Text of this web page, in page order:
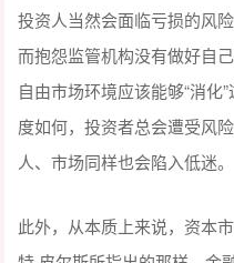
投资人当然会面临亏损的风
而抱怨监管机构没有做好自
自由市场环境应该能够“消化
度如何，投资者总会遭受风
人、市场同样也会陷入低迷。
此外，从本质上来说，资本